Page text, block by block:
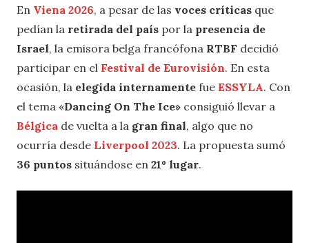
En Viena 2026, a pesar de las voces críticas que
pedían la retirada del país por la presencia de
Israel, la emisora belga francófona RTBF decidió
participar en el Festival de Eurovisión. En esta
ocasión, la elegida internamente fue ESSYLA. Con
el tema «Dancing On The Ice» consiguió llevar a
Bélgica de vuelta a la gran final, algo que no
ocurría desde Liverpool 2023. La propuesta sumó
36 puntos situándose en 21º lugar.